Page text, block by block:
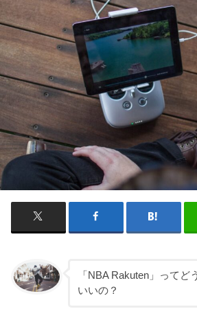
「NBA Rakuten」ってど
いいの？